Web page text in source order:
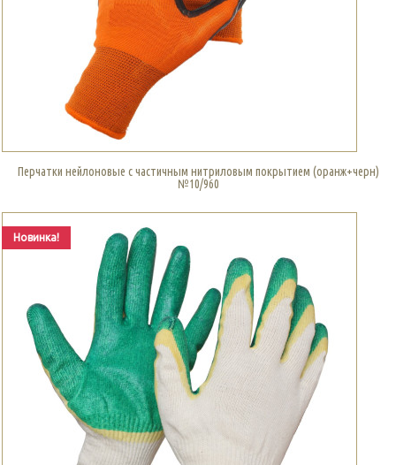
Перчатки нейлоновые с частичным нитриловым покрытием (оранж+черн)
№10/960
Новинка!